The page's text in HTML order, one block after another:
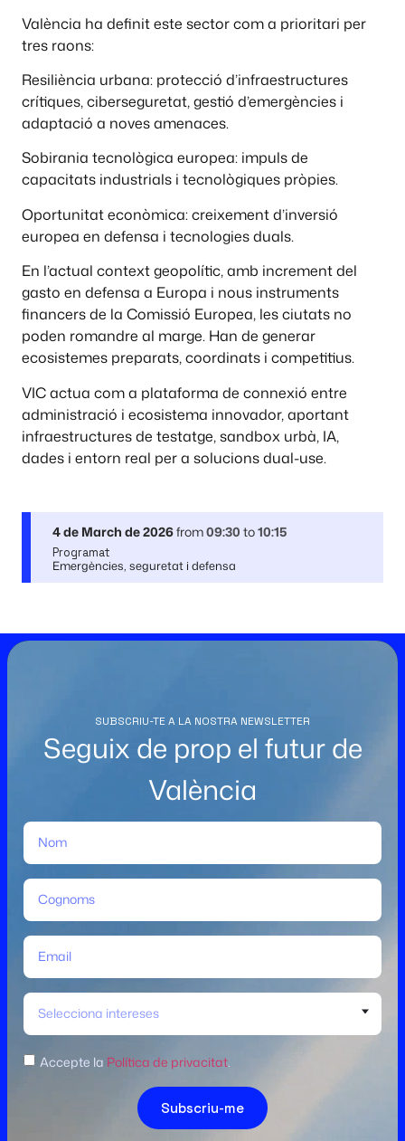
València ha definit este sector com a prioritari per
tres raons:
Resiliència urbana: protecció d’infraestructures
crítiques, ciberseguretat, gestió d’emergències i
adaptació a noves amenaces.
Sobirania tecnològica europea: impuls de
capacitats industrials i tecnològiques pròpies.
Oportunitat econòmica: creixement d’inversió
europea en defensa i tecnologies duals.
En l’actual context geopolític, amb increment del
gasto en defensa a Europa i nous instruments
financers de la Comissió Europea, les ciutats no
poden romandre al marge. Han de generar
ecosistemes preparats, coordinats i competitius.
VIC actua com a plataforma de connexió entre
administració i ecosistema innovador, aportant
infraestructures de testatge, sandbox urbà, IA,
dades i entorn real per a solucions dual-use.
4 de March de 2026from09:30 to10:15
Programat
Emergències, seguretat i defensa
SUBSCRIU-TE A LA NOSTRA NEWSLETTER
Seguix de prop el futur de
València
Selecciona intereses
Accepte la Política de privacitat
Subscriu-me